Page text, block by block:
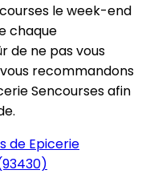
le week-end
chaque
de ne pas vous
recommandons
Sencourses afin
de Epicerie